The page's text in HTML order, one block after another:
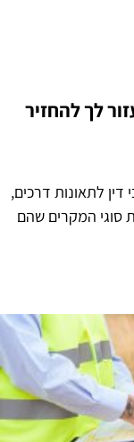
לך להחזיר
לתאונות דרכים,
המקרים שהם